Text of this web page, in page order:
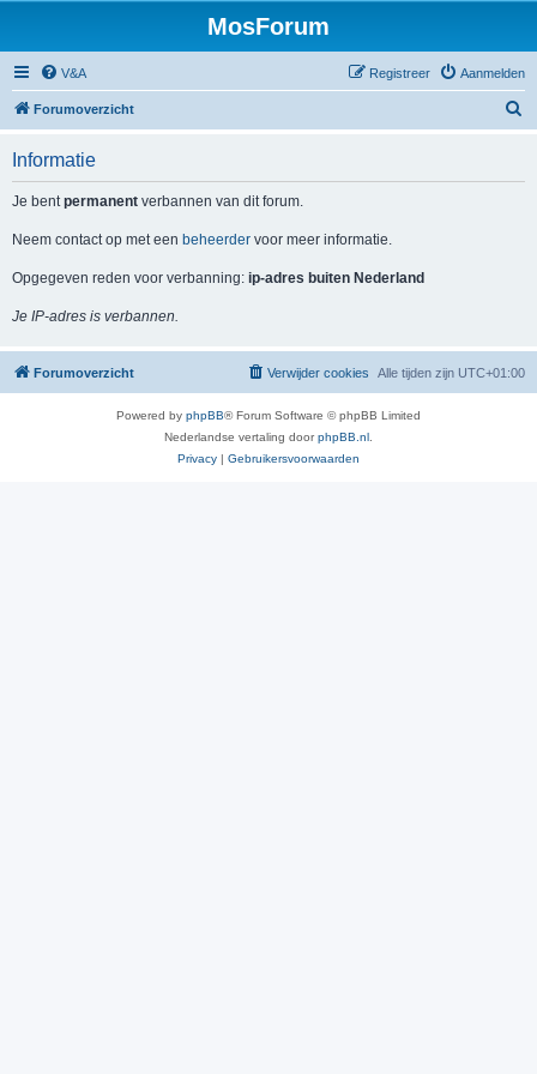
MosForum
V&A Aanmelden
Registreer
Forumoverzicht
Informatie
Je bentpermanent verbannen van dit forum.
Neem contact op met een beheerder voor meer informatie.
Opgegeven reden voor verbanning: ip-adres buiten Nederland
Je IP-adres is verbannen.
Forumoverzicht Alle tijden zijn UTC+01:00
Verwijder cookies
Powered by phpBB® Forum Software © phpBB Limited
Nederlandse vertaling doorphpBB.nl
Privacy | Gebruikersvoorwaarden